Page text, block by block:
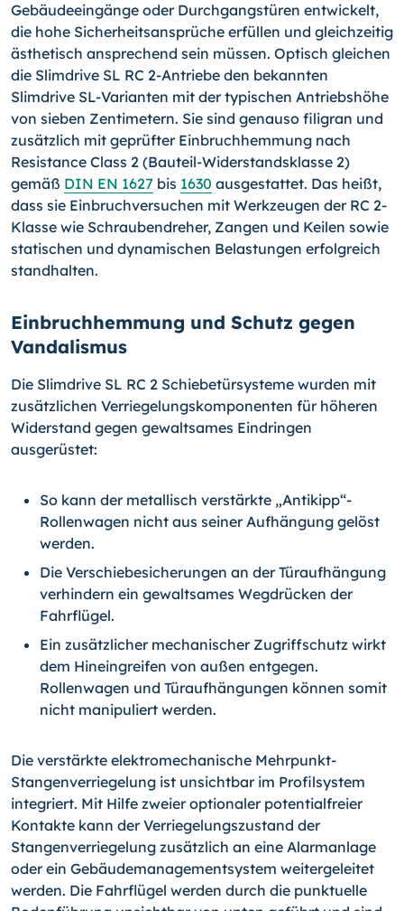
Gebäudeeingänge oder Durchgangstüren entwickelt,
die hohe Sicherheitsansprüche erfüllen und gleichzeitig
ästhetisch ansprechend sein müssen. Optisch gleichen
die Slimdrive SL RC 2-Antriebe den bekannten
Slimdrive SL-Varianten mit der typischen Antriebshöhe
von sieben Zentimetern. Sie sind genauso filigran und
zusätzlich mit geprüfter Einbruchhemmung nach
Resistance Class 2 (Bauteil-Wider­standsklasse 2)
gemäß DIN EN 1627 bis 1630 ausgestattet. Das heißt,
dass sie Ein­bruchversuchen mit Werkzeugen der RC 2-
Klasse wie Schraubendreher, Zangen und Keilen sowie
statischen und dynamischen Belastungen erfolgreich
standhalten.
Einbruchhemmung und Schutz gegen
Vandalismus
Die Slimdrive SL RC 2 Schiebetürsysteme wurden mit
zusätzlichen Verriegelungskom­ponenten für höheren
Widerstand gegen gewaltsames Eindringen
ausgerüstet:
So kann der metallisch verstärkte „Antikipp“-
Rollenwagen nicht aus seiner Auf­hängung gelöst
werden.
Die Verschiebesicherungen an der Türaufhängung
verhindern ein gewaltsames Wegdrücken der
Fahrflügel.
Ein zusätzlicher mechanischer Zugriffschutz wirkt
dem Hineingreifen von außen entgegen.
Rollenwagen und Türaufhängungen können somit
nicht manipuliert werden.
Die verstärkte elektromechanische Mehrpunkt-
Stangenverriegelung ist unsichtbar im Profilsystem
integriert. Mit Hilfe zweier optionaler potentialfreier
Kontakte kann der Verriegelungszustand der
Stangenverriegelung zusätzlich an eine Alarmanlage
oder ein Gebäudemanagementsystem weitergeleitet
werden. Die Fahrflügel werden durch die punktuelle